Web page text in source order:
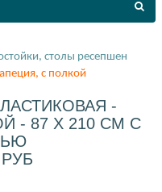
столы ресепшен
с полкой
-
- 87 X 210 СМ С
РУБ